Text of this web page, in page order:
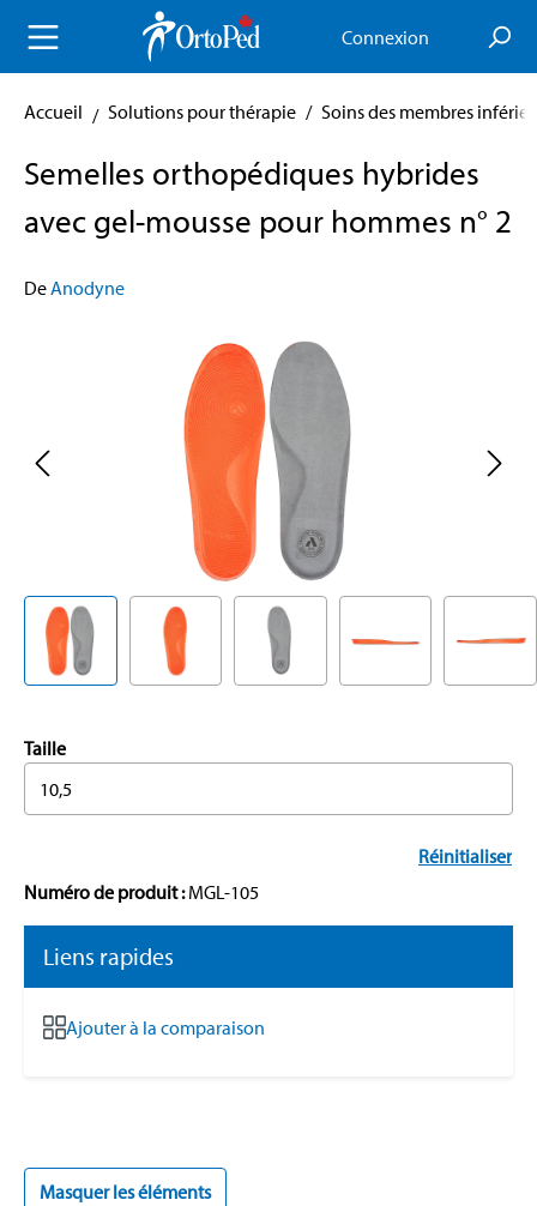
principal Connexion
Accueil Solutions pour thérapie / Soins des membres
Semelles orthopédiques hybrides
avec gel-mousse pour hommes n° 2
DeAnodyne
Taille
10,5
Réinitialiser
Numéro de produit :MGL-105
Liens rapides
Ajouter à la comparaison
Masquer les éléments